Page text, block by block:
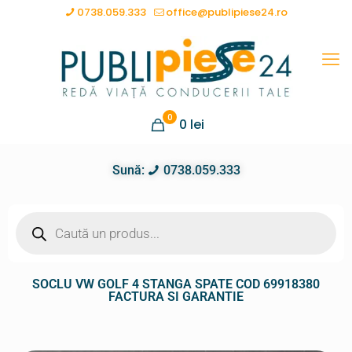
0738.059.333 office@publipiese24.ro
0 0 lei
Sună: 0738.059.333
SOCLU VW GOLF 4 STANGA SPATE COD 69918380
FACTURA SI GARANTIE